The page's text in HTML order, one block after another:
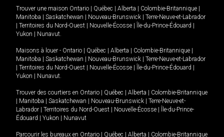
Trouver une maison Ontario Québec Alberta Colombie-Britannique
Manitoba
Saskatchewan Nouveau-Brunswick
Terre-Neuve-et-Labrador
Territoires du Nord-Ouest Nouvelle-Écosse Île-du-Prince-Édouard
Yukon
Nunavut.
Maisons à louer - Ontario Québec Alberta Colombie-Britannique
Manitoba
Saskatchewan Nouveau-Brunswick
Terre-Neuve-et-Labrador
Territoires du Nord-Ouest Nouvelle-Écosse Île-du-Prince-Édouard
Yukon
Nunavut.
Trouver des courtiers en Ontario Québec Alberta
Colombie-Britannique
Manitoba Saskatchewan Nouveau-Brunswick
Terre-Neuve-et-
Labrador
Territoires du Nord-Ouest Nouvelle-Écosse
Île-du-Prince-
Édouard
Yukon Nunavut
Parcourir les bureaux en Ontario Québec Alberta
Colombie-Britannique